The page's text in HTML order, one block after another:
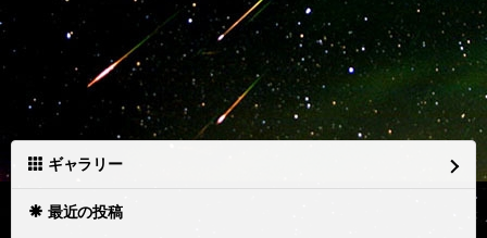
ギャラリー
最近の投稿